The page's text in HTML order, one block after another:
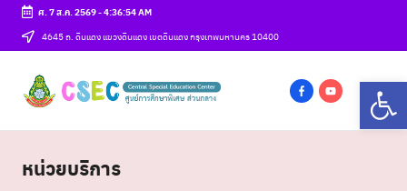
Skip
content
ศ. 7 ส.ค. 2569-4:36:54 AM
4645 ถ. ดินแดง แขวงดินแดง เขตดินแดง กรุงเทพมหานคร 10400
ศู
น
ย์
csec
a
o
หน่วยบริการ